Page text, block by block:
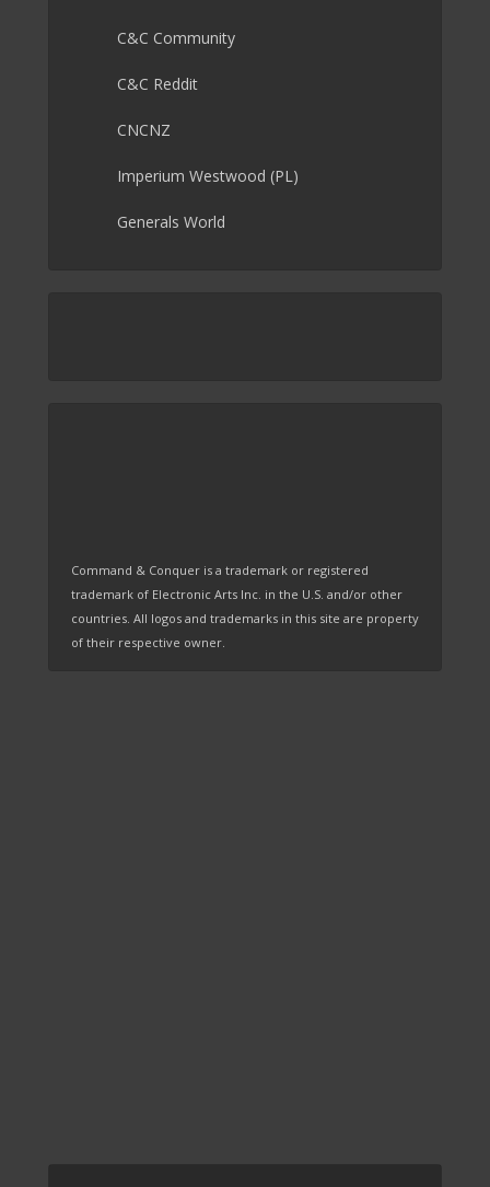
C&C Community
C&C Reddit
CNCNZ
Imperium Westwood (PL)
Generals World
Command & Conquer is a trademark or registered
trademark of Electronic Arts Inc. in the U.S. and/or other
countries. All logos and trademarks in this site are property
of their respective owner.